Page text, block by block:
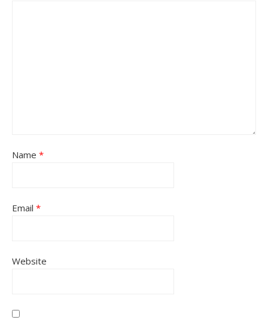
Name *
Email *
Website